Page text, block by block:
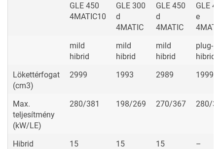
GLE 450
4MATIC10
GLE 300
d
4MATIC
GLE 450
d
4MATIC
GLE
e
mild
hibrid
mild
hibrid
mild
hibrid
plug-in
hibrid
Lökettérfogat
(cm3)
2999 1993 2989 1999
Max.
teljesítmény
(kW/LE)
280/381 198/269 270/367 280/
Hibrid
15 15 15 –